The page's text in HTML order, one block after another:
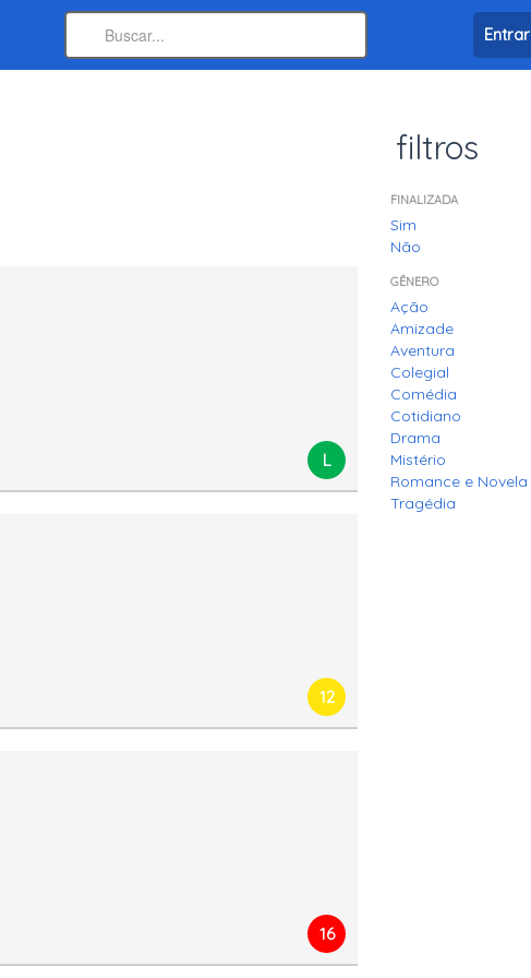
Entrar
L
12
16
filtros
FINALIZADA
Sim
Não
GÊNERO
Ação
Amizade
Aventura
Colegial
Comédia
Cotidiano
Drama
Mistério
Romance e Novela
Tragédia